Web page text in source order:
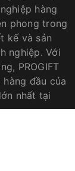
hàng
phong trong
kế và sản
nghiệp. Với
PROGIFT
đầu của
nhất tại